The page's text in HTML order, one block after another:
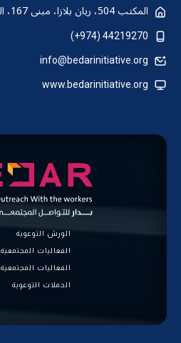
المكتب 504، ريان بلازا، مبنى 167، المنطقة 38، الدوحة، قطر
44219270 (974+)
info@bedarinitiative.org
www.bedarinitiative.org
الورش التوعوية
الفعاليات المجتمعية
الفعاليات المجتمعية
الحملات التوعوية